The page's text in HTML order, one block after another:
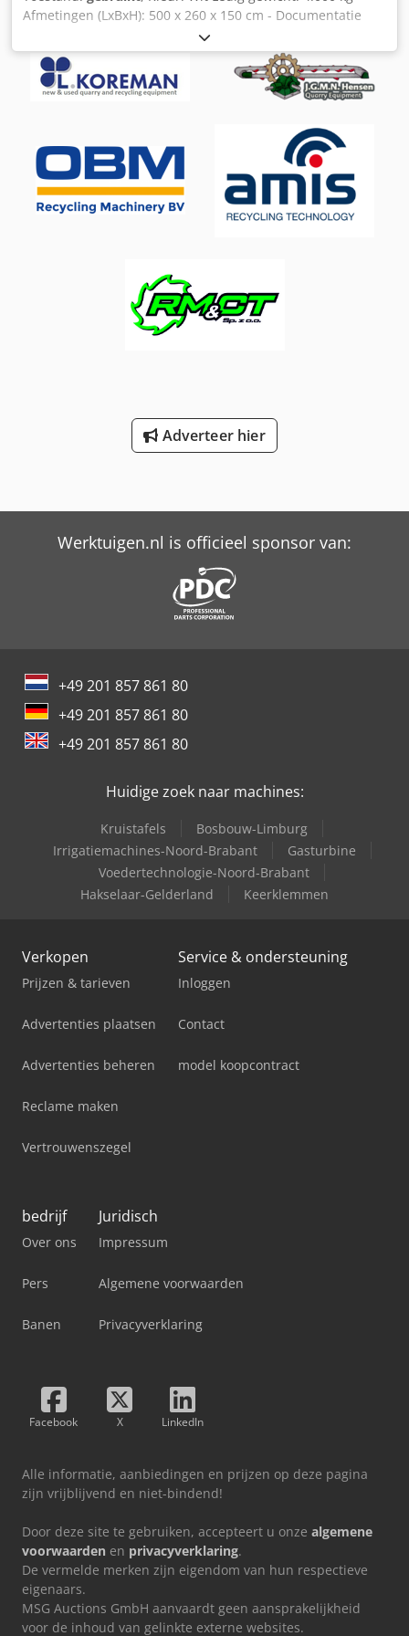
Afmetingen (LxBxH): 500 x 260 x 150 cm - Documentatie
aanwezig: Nee - CE certificaat aanwezig: Nee - Max.
werkbreedte [mm]: 2700 - Transportafmetingen: 5000mm x
2600mm x 1500mm (l x b x h) - Transportgewicht [kg]:
4000kg - Transportcolli [st.]: 1 Financiële informatie
BTW BTW/marge: BTW verrekenbaar voor ondernemers
Levering en inruil altijd mogelijk van alles in de industriële
sectoren Yorick Diebels
Adverteer hier
Werktuigen.nl is officieel sponsor van:
+49 201 857 861 80
+49 201 857 861 80
+49 201 857 861 80
Huidige zoek naar machines:
Kruistafels
Bosbouw-Limburg
Irrigatiemachines-Noord-Brabant
Gasturbine
Voedertechnologie-Noord-Brabant
Hakselaar-Gelderland
Keerklemmen
Verkopen
Prijzen & tarieven
Advertenties plaatsen
Advertenties beheren
Reclame maken
Vertrouwenszegel
Service & ondersteuning
Inloggen
Contact
model koopcontract
bedrijf
Over ons
Pers
Banen
Juridisch
Impressum
Algemene voorwaarden
Privacyverklaring
Facebook X LinkedIn
Alle informatie, aanbiedingen en prijzen op deze pagina
zijn vrijblijvend en niet-bindend!
Door deze site te gebruiken, accepteert u onze algemene
voorwaarden en privacyverklaring.
De vermelde merken zijn eigendom van hun respectieve
eigenaars.
MSG Auctions GmbH aanvaardt geen aansprakelijkheid
voor de inhoud van gelinkte externe websites.